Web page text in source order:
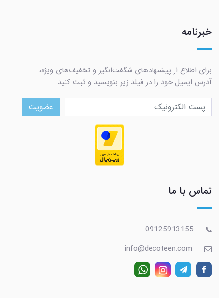
خبرنامه
برای اطلاع از پیشنهادهای شگفت‌انگیز و تخفیف‌های ویژه،
آدرس ایمیل خود را در فیلد زیر بنویسید و ثبت کنید.
عضویت
تماس با ما